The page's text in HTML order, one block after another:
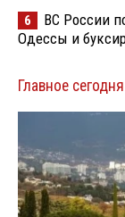
6
ВС России
Одессы и
Главное сегодня